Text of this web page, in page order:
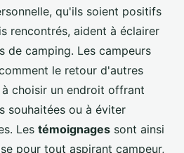
qu'ils soient positifs
rencontrés, aident à éclairer
de camping. Les campeurs
le retour d'autres
choisir un endroit offrant
souhaitées ou à éviter
Les témoignages sont ainsi
pour tout aspirant campeur,